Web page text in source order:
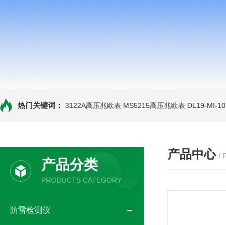
热门关键词： 3122A高压兆欧表 MS5215高压兆欧表 DL19-MI-
产品分类
PRODUCTS CATEGORY
防雷检测仪
产品中心 /